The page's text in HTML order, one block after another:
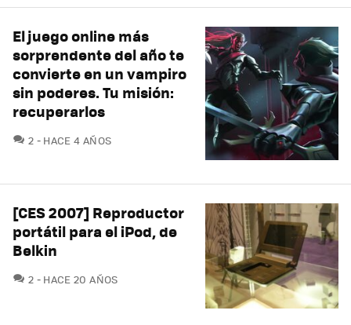
El juego online más
sorprendente del año te
convierte en un vampiro
sin poderes. Tu misión:
recuperarlos
2 COMENTARIOS
HACE 4 AÑOS
[CES 2007] Reproductor
portátil para el iPod, de
Belkin
2 COMENTARIOS
HACE 20 AÑOS